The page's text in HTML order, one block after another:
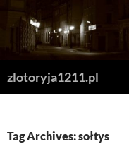
Skip
content
zlotoryja1211.pl
Tag Archives: sołtys